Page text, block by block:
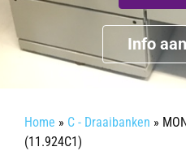
Info
Home » C - Draaibanken »
(11.924C1)